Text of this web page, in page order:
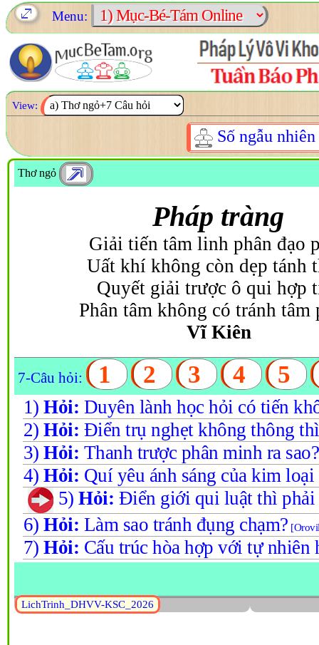
Menu:
View:
Số ngẫu nhiên
Thơ ngỏ
Pháp tràng
Giải tiến tâm linh phân đạo
Uất khí không còn dẹp tánh
Quyết giải trược ô qui hợp
Phân tâm không có tránh tâm
Vĩ Kiên
7-Câu hỏi: 1 2 3 4 5
1) Hỏi: Duyên lành học hỏi có tiến
2) Hỏi: Điển trụ nghẹt không thông
3) Hỏi: Thanh trược phân minh ra sao?
4) Hỏi: Quí yêu ánh sáng của kim
5) Hỏi: Điển giới qui luật thì phải
6) Hỏi: Làm sao tránh đụng chạm?
7) Hỏi: Cấu trúc hòa hợp với tự nhiên
LichTrinh_DHVV-KSC_2026